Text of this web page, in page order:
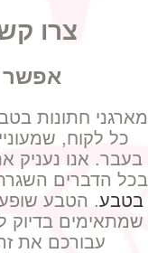
צרו קשר 072-
אפשר
מארגני חתונות
כל לקוח,
בעבר. אנו נעניק
בכל הדברים
בטבע. הטבע שופע
שמתאימים בדיוק
עבורכם את